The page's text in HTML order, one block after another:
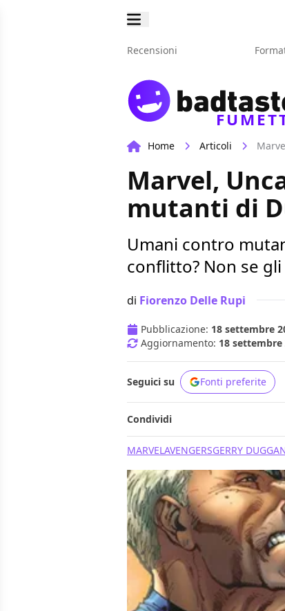
Recensioni
Home Articoli
Marvel,
mutanti di
Umani contro
conflitto? Non se
di Fiorenzo Delle Rupi
Pubblicazione: 18 settembre
Aggiornamento: 18 settembre
Seguici su Fonti preferite
Condividi
MARVELAVENGERSGERRY